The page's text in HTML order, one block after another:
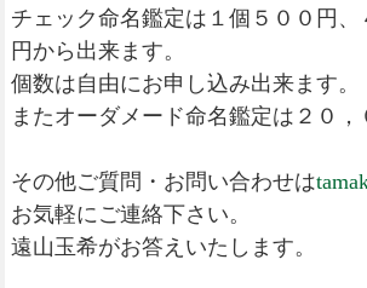
チェック命名鑑定は１個５００円、
円から出来ます。
個数は自由にお申し込み出来ます。
またオーダメード命名鑑定は２０，
その他ご質問・お問い合わせは
お気軽にご連絡下さい。
遠山玉希がお答えいたします。